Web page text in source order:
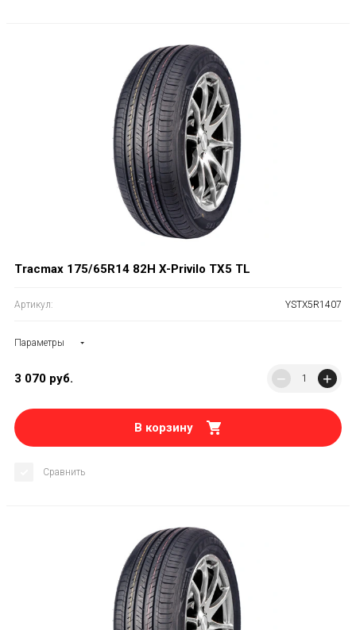
Tracmax 175/65R14 82H X-Privilo TX5 TL
Артикул: YSTX5R1407
Параметры
3 070 руб. − +
В корзину
Сравнить